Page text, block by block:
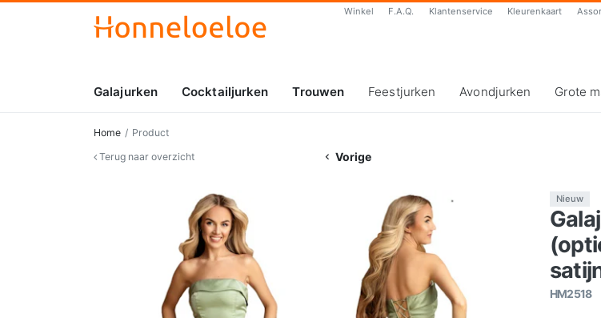
Winkel F.A.Q. Klantenservice Kleurenkaart
Galajurken Cocktailjurken Trouwen Feestjurken Avondjurken Grote
Home
Product
Terug naar overzicht
Vorige
Nieuw
HM2518